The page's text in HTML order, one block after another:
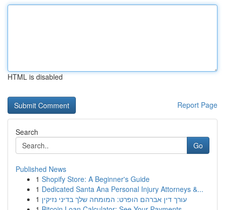
HTML is disabled
Report Page
Search
Go
Published News
1 Shopify Store: A Beginner's Guide
1 Dedicated Santa Ana Personal Injury Attorneys &...
1 עורך דין אברהם הופרט: המומחה שלך בדיני נזיקין